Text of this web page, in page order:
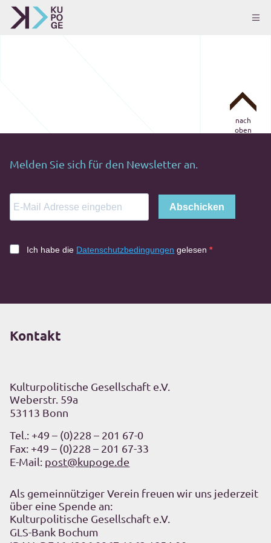
nach
oben
Melden Sie sich für den Newsletter an.
Abschicken
Ich habe die Datenschutzbedingungen gelesen
Kontakt
Kulturpolitische Gesellschaft e.V.
Weberstr. 59a
53113 Bonn
Tel.: +49 – (0)228 – 201 67-0
Fax: +49 – (0)228 – 201 67-33
E-Mail: post@kupoge.de
Als gemeinnütziger Verein freuen wir uns jederzeit
über eine Spende an:
Kulturpolitische Gesellschaft e.V.
GLS-Bank Bochum